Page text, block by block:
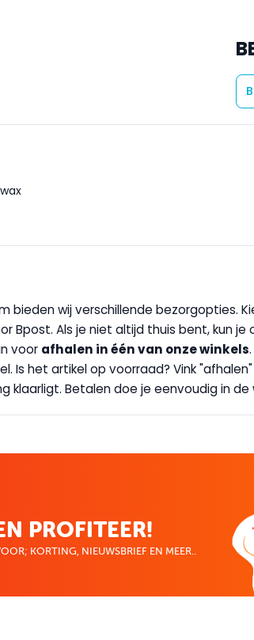
bieden wij verschillende bezorgopties.
Als je niet altijd thuis bent, kun je
voor afhalen in één van onze winkels
Is het artikel op voorraad? Vink
Betalen doe je eenvoudig in de
PROFITEER!
KORTING, NIEUWSBRIEF EN MEER..